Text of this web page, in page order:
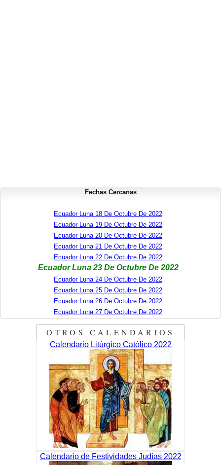
Fechas Cercanas
Ecuador Luna 18 De Octubre De 2022
Ecuador Luna 19 De Octubre De 2022
Ecuador Luna 20 De Octubre De 2022
Ecuador Luna 21 De Octubre De 2022
Ecuador Luna 22 De Octubre De 2022
Ecuador Luna 23 De Octubre De 2022
Ecuador Luna 24 De Octubre De 2022
Ecuador Luna 25 De Octubre De 2022
Ecuador Luna 26 De Octubre De 2022
Ecuador Luna 27 De Octubre De 2022
OTROS CALENDARIOS
Calendario Litúrgico Católico 2022
Calendario de Festividades Judías 2022